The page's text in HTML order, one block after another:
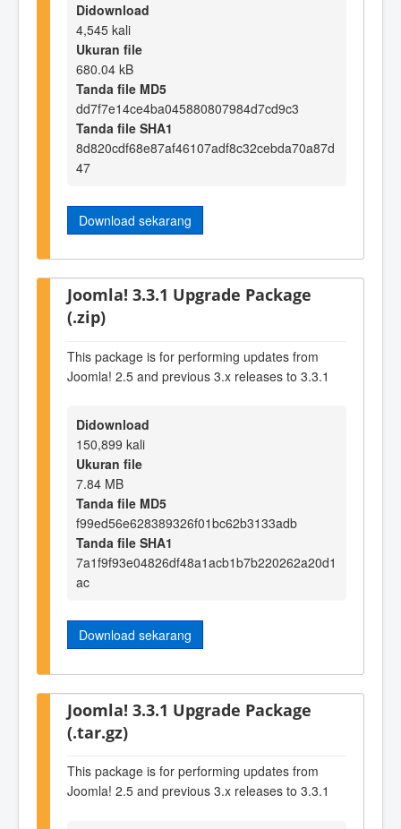
Didownload
4,545 kali
Ukuran file
680.04 kB
Tanda file MD5
dd7f7e14ce4ba045880807984d7cd9c3
Tanda file SHA1
8d820cdf68e87af46107adf8c32cebda70a87d
47
Download sekarang
Joomla! 3.3.1 Upgrade Package
(.zip)
This package is for performing updates from
Joomla! 2.5 and previous 3.x releases to 3.3.1
Didownload
150,899 kali
Ukuran file
7.84 MB
Tanda file MD5
f99ed56e628389326f01bc62b3133adb
Tanda file SHA1
7a1f9f93e04826df48a1acb1b7b220262a20d1
ac
Download sekarang
Joomla! 3.3.1 Upgrade Package
(.tar.gz)
This package is for performing updates from
Joomla! 2.5 and previous 3.x releases to 3.3.1